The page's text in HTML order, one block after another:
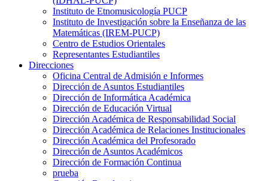
Instituto de Etnomusicología PUCP
Instituto de Investigación sobre la Enseñanza de las
Matemáticas (IREM-PUCP)
Centro de Estudios Orientales
Representantes Estudiantiles
Direcciones
Oficina Central de Admisión e Informes
Dirección de Asuntos Estudiantiles
Dirección de Informática Académica
Dirección de Educación Virtual
Dirección Académica de Responsabilidad Social
Dirección Académica de Relaciones Institucionales
Dirección Académica del Profesorado
Dirección de Asuntos Académicos
Dirección de Formación Continua
prueba